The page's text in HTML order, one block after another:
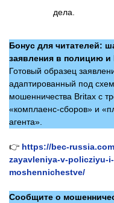
дела.
Бонус для читателей:
заявления в полицию и
Готовый образец
адаптированный под
мошенничества Britax с
«комплаенс-сборов» и
агента».
👉 https://bec-
zayavleniya-v-policziyu-
moshennichestve/
Сообщите о